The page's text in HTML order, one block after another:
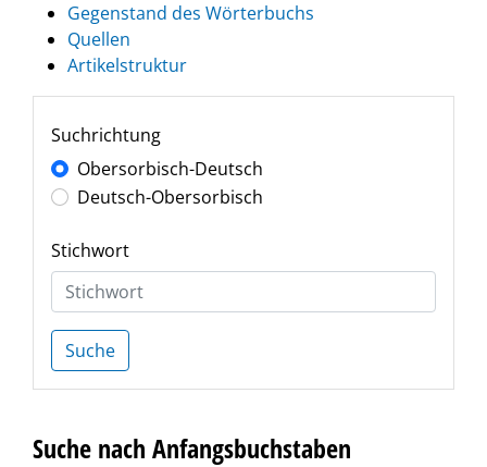
Gegenstand des Wörterbuchs
Quellen
Artikelstruktur
Suchrichtung
Obersorbisch-Deutsch
Deutsch-Obersorbisch
Stichwort
Suche
Suche nach Anfangsbuchstaben